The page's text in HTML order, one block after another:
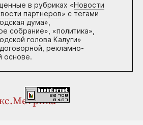
в рубриках «Новости
партнеров» с тегами
дума»,
собрание», «политика»,
голова Калуги»
рекламно-
основе.